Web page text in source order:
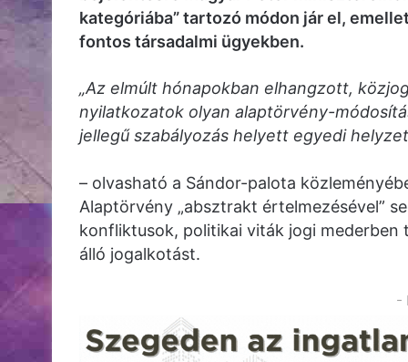
kategóriába” tartozó módon jár el,
fontos társadalmi ügyekben.
„Az elmúlt hónapokban elhangzott,
nyilatkozatok olyan alaptörvény-
jellegű szabályozás helyett egyedi
– olvasható a Sándor-palota
Alaptörvény „absztrakt értelmezésével”
konfliktusok, politikai viták jogi
álló jogalkotást.
-